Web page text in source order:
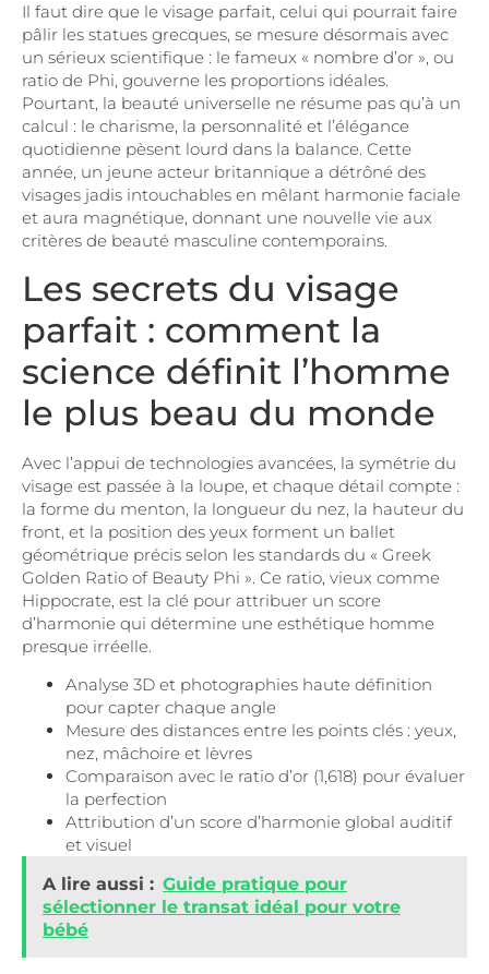
Il faut dire que le visage parfait, celui qui pourrait faire
pâlir les statues grecques, se mesure désormais avec
un sérieux scientifique : le fameux « nombre d’or », ou
ratio de Phi, gouverne les proportions idéales.
Pourtant, la beauté universelle ne résume pas qu’à un
calcul : le charisme, la personnalité et l’élégance
quotidienne pèsent lourd dans la balance. Cette
année, un jeune acteur britannique a détrôné des
visages jadis intouchables en mêlant harmonie faciale
et aura magnétique, donnant une nouvelle vie aux
critères de beauté masculine contemporains.
Les secrets du visage
parfait : comment la
science définit l’homme
le plus beau du monde
Avec l’appui de technologies avancées, la symétrie du
visage est passée à la loupe, et chaque détail compte :
la forme du menton, la longueur du nez, la hauteur du
front, et la position des yeux forment un ballet
géométrique précis selon les standards du « Greek
Golden Ratio of Beauty Phi ». Ce ratio, vieux comme
Hippocrate, est la clé pour attribuer un score
d’harmonie qui détermine une esthétique homme
presque irréelle.
Analyse 3D et photographies haute définition
pour capter chaque angle
Mesure des distances entre les points clés : yeux,
nez, mâchoire et lèvres
Comparaison avec le ratio d’or (1,618) pour évaluer
la perfection
Attribution d’un score d’harmonie global auditif
et visuel
A lire aussi : Guide pratique pour
sélectionner le transat idéal pour votre
bébé